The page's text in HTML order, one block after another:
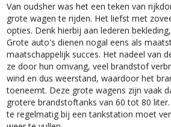
Van oudsher was het een teken van
grote wagen te rijden. Het liefst met
opties. Denk hierbij aan lederen
Grote auto's dienen nogal eens als
maatschappelijk succes. Het nadeel van
ze door hun omvang, veel brandstof
wind en dus weerstand, waardoor het
toeneemt. Deze grote wagens zijn vaak
grotere brandstoftanks van 60 tot 80
te regelmatig bij een tankstation moet